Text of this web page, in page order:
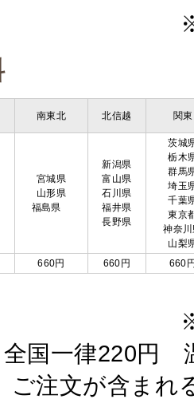
送料
南東北 北信越 関東
宮城県
山形県
福島県
新潟県
富山県
石川県
福井県
長野県
茨城
栃木
群馬
埼玉
千葉
東京
神奈
山梨
660円 660円 660
国一律220円
ご注文が含ま